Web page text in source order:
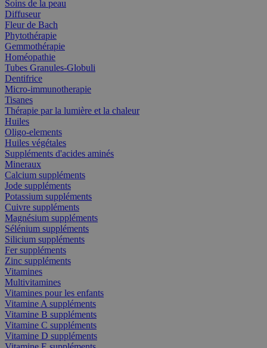
Soins de la peau
Diffuseur
Fleur de Bach
Phytothérapie
Gemmothérapie
Homéopathie
Tubes Granules-Globuli
Dentifrice
Micro-immunotherapie
Tisanes
Thérapie par la lumière et la chaleur
Huiles
Oligo-elements
Huiles végétales
Suppléments d'acides aminés
Mineraux
Calcium suppléments
Jode suppléments
Potassium suppléments
Cuivre suppléments
Magnésium suppléments
Sélénium suppléments
Silicium suppléments
Fer suppléments
Zinc suppléments
Vitamines
Multivitamines
Vitamines pour les enfants
Vitamine A suppléments
Vitamine B suppléments
Vitamine C suppléments
Vitamine D suppléments